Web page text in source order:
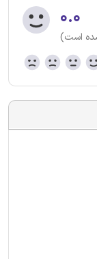
۰.۰
است)